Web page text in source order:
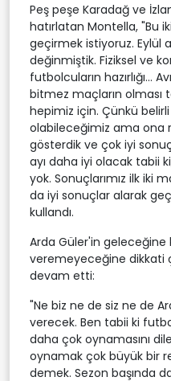
Peş peşe Karadağ ve
hatırlatan Montella, "Bu
geçirmek istiyoruz. Eylül
değinmiştik. Fiziksel ve
futbolcuların hazırlığı...
bitmez maçların olması
hepimiz için. Çünkü
olabileceğimiz ama ona
gösterdik ve çok iyi
ayı daha iyi olacak tabii
yok. Sonuçlarımız ilk iki
da iyi sonuçlar alarak
kullandı.
Arda Güler'in geleceğine
veremeyeceğine dikkati
devam etti:
"Ne biz ne de siz ne de
verecek. Ben tabii ki
daha çok oynamasını
oynamak çok büyük bir
demek. Sezon başında